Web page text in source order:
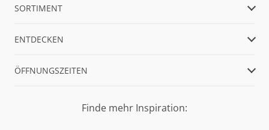
SORTIMENT
ENTDECKEN
ÖFFNUNGSZEITEN
Finde mehr Inspiration: